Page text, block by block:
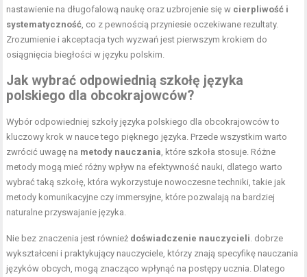
nastawienie na długofalową naukę oraz uzbrojenie się w cierpliwość i
systematyczność , co z pewnością przyniesie oczekiwane rezultaty.
Zrozumienie i akceptacja tych wyzwań jest pierwszym krokiem do
osiągnięcia biegłości w języku polskim.
Jak wybrać odpowiednią szkołę języka
polskiego dla obcokrajowców?
Wybór odpowiedniej szkoły języka polskiego dla obcokrajowców to
kluczowy krok w nauce tego pięknego języka. Przede wszystkim warto
zwrócić uwagę na metody nauczania , które szkoła stosuje. Różne
metody mogą mieć różny wpływ na efektywność nauki, dlatego warto
wybrać taką szkołę, która wykorzystuje nowoczesne techniki, takie jak
metody komunikacyjne czy immersyjne, które pozwalają na bardziej
naturalne przyswajanie języka.
Nie bez znaczenia jest również doświadczenie nauczycieli . dobrze
wykształceni i praktykujący nauczyciele, którzy znają specyfikę nauczania
języków obcych, mogą znacząco wpłynąć na postępy ucznia. Dlatego